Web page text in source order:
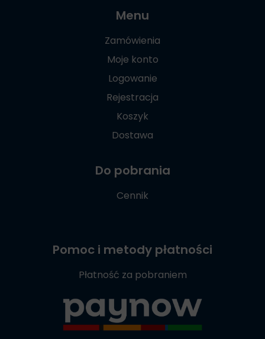
Menu
Zamówienia
Moje konto
Logowanie
Rejestracja
Koszyk
Dostawa
Do pobrania
Cennik
Pomoc i metody płatności
Płatność za pobraniem